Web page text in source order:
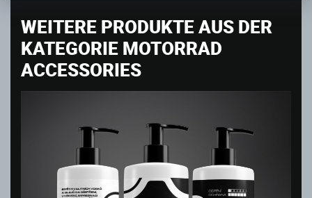
WEITERE PRODUKTE AUS DER
KATEGORIE MOTORRAD
ACCESSORIES